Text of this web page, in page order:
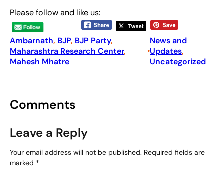
Please follow and like us:
Ambarnath, BJP, BJP Party
Maharashtra Research Center
Mahesh Mhatre
•
News and
Updates
Uncategorized
Comments
Leave a Reply
Your email address will not be published. Required fields are
marked *